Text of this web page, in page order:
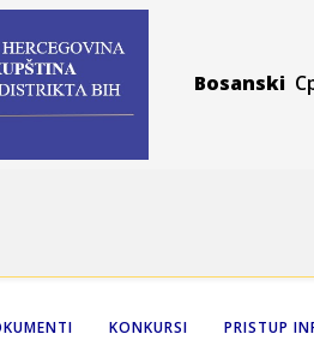
Bosanski
KONKURSI PRISTUP